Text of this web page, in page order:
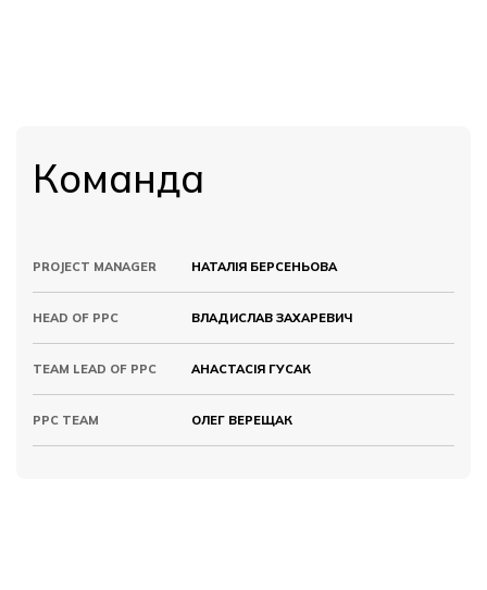
Команда
PROJECT MANAGER НАТАЛІЯ БЕРСЕНЬОВА
HEAD OF PPC ВЛАДИСЛАВ ЗАХАРЕВИЧ
TEAM LEAD OF PPC АНАСТАСІЯ ГУСАК
PPC TEAM ОЛЕГ ВЕРЕЩАК